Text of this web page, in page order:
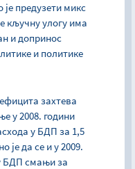
предузети микс
кључну улогу има
и допринос
и политике
захтева
у 2008. години
у БДП за 1,5
је да се и у 2009.
БДП смањи за